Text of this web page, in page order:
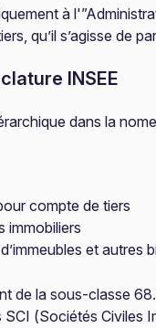
à
qu’il s’agisse de
INSEE
dans la
compte de tiers
immobiliers
et autres
de la sous-classe
(Sociétés Civiles